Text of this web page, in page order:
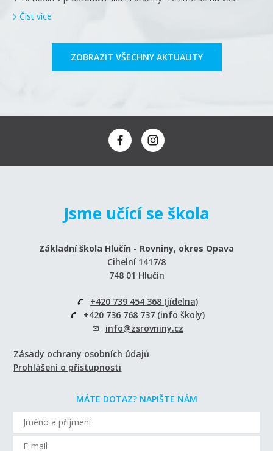
Číst více
ZOBRAZIT VŠECHNY AKTUALITY
Jsme učící se škola
Základní škola Hlučín - Rovniny, okres Opava
Cihelní 1417/8
748 01 Hlučín
+420 739 454 368 (jídelna)
+420 736 768 737 (info školy)
info@zsrovniny.cz
Zásady ochrany osobních údajů
Prohlášení o přístupnosti
MÁTE DOTAZ? NAPIŠTE NÁM